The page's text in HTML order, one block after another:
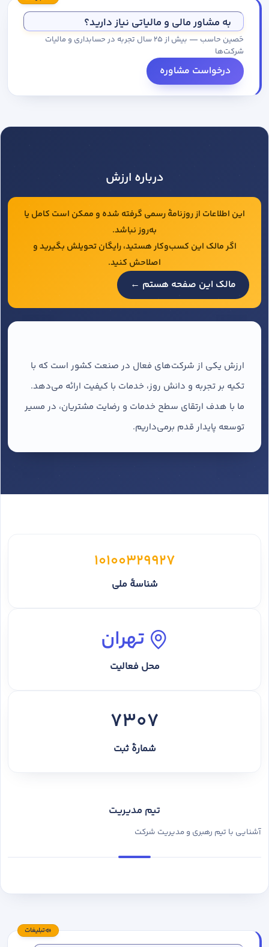
به مشاور مالی و مالیاتی نیاز دارید؟
حَصین حاسب — بیش از ۲۵ سال تجربه در حسابداری و مالیات
شرکت‌ها
درخواست مشاوره
درباره ارزش
این اطلاعات از روزنامهٔ رسمی گرفته شده و ممکن است کامل یا
به‌روز نباشد.
اگر مالک این کسب‌وکار هستید، رایگان تحویلش بگیرید و
اصلاحش کنید.
مالک این صفحه هستم ←
ارزش یکی از شرکت‌های فعال در صنعت کشور است که با
تکیه بر تجربه و دانش روز، خدمات با کیفیت ارائه می‌دهد.
ما با هدف ارتقای سطح خدمات و رضایت مشتریان، در مسیر
توسعه پایدار قدم برمی‌داریم.
10100329927
شناسهٔ ملی
تهران
محل فعالیت
7307
شمارهٔ ثبت
تیم مدیریت
آشنایی با تیم رهبری و مدیریت شرکت
تبلیغات